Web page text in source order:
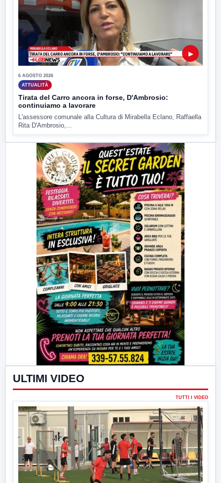
▶
6 AGOSTO 2026
ATTUALITÀ
Tirata del Carro ancora in forse, D'Ambrosio:
continuiamo a lavorare
L'assessore comunale alla Cultura di Mirabella Eclano, Raffaella
Rita D'Ambrosio,...
ULTIMI VIDEO
TUTTI I VIDEO